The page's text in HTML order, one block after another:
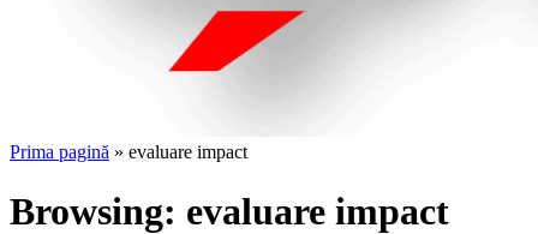
Prima pagină » evaluare impact
Browsing: evaluare impact